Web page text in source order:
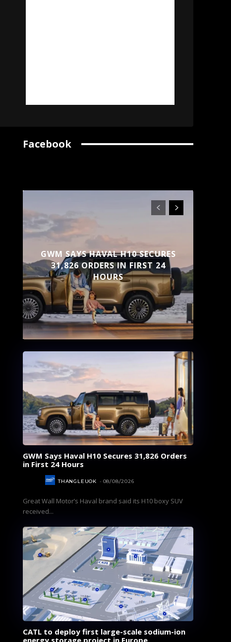
Facebook
GWM SAYS HAVAL H10 SECURES
31,826 ORDERS IN FIRST 24
HOURS
GWM Says Haval H10 Secures 31,826 Orders
in First 24 Hours
THANGLEUOK - 08/08/2026
Great Wall Motor’s Haval brand said its H10 boxy SUV
received...
CATL to deploy first large-scale sodium-ion
energy storage project in Europe